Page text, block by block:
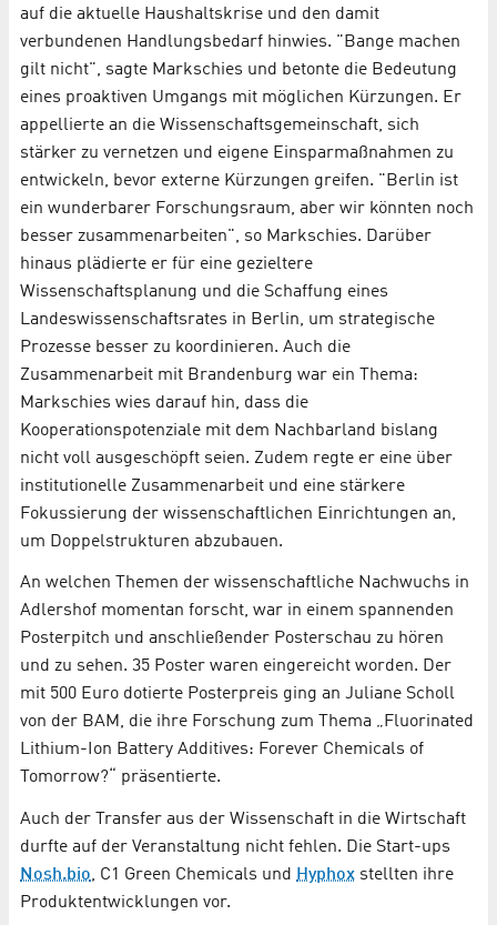
auf die aktuelle Haushaltskrise und den damit
verbundenen Handlungsbedarf hinwies. "Bange machen
gilt nicht", sagte Markschies und betonte die Bedeutung
eines proaktiven Umgangs mit möglichen Kürzungen. Er
appellierte an die Wissenschaftsgemeinschaft, sich
stärker zu vernetzen und eigene Einsparmaßnahmen zu
entwickeln, bevor externe Kürzungen greifen. "Berlin ist
ein wunderbarer Forschungsraum, aber wir könnten noch
besser zusammenarbeiten", so Markschies. Darüber
hinaus plädierte er für eine gezieltere
Wissenschaftsplanung und die Schaffung eines
Landeswissenschaftsrates in Berlin, um strategische
Prozesse besser zu koordinieren. Auch die
Zusammenarbeit mit Brandenburg war ein Thema:
Markschies wies darauf hin, dass die
Kooperationspotenziale mit dem Nachbarland bislang
nicht voll ausgeschöpft seien. Zudem regte er eine über
institutionelle Zusammenarbeit und eine stärkere
Fokussierung der wissenschaftlichen Einrichtungen an,
um Doppelstrukturen abzubauen.
An welchen Themen der wissenschaftliche Nachwuchs in
Adlershof momentan forscht, war in einem spannenden
Posterpitch und anschließender Posterschau zu hören
und zu sehen. 35 Poster waren eingereicht worden. Der
mit 500 Euro dotierte Posterpreis ging an Juliane Scholl
von der BAM, die ihre Forschung zum Thema „Fluorinated
Lithium-Ion Battery Additives: Forever Chemicals of
Tomorrow?“ präsentierte.
Auch der Transfer aus der Wissenschaft in die Wirtschaft
durfte auf der Veranstaltung nicht fehlen. Die Start-ups
Nosh.bio, C1 Green Chemicals und Hyphox stellten ihre
Produktentwicklungen vor.